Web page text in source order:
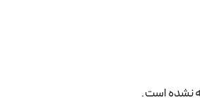
نشده است.